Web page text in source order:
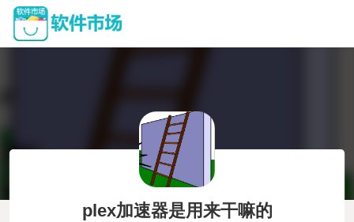
plex加速器是用来干嘛的